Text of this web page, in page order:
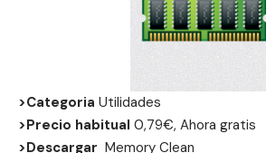
>Categoria Utilidades
>Precio habitual 0,79€, Ahora gratis
>Descargar Memory Clean